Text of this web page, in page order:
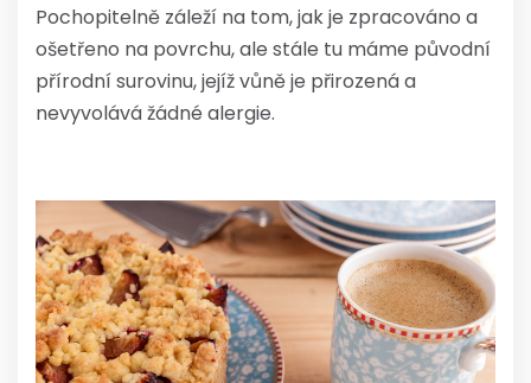
Pochopitelně záleží na tom, jak je zpracováno a
ošetřeno na povrchu, ale stále tu máme původní
přírodní surovinu, jejíž vůně je přirozená a
nevyvolává žádné alergie.